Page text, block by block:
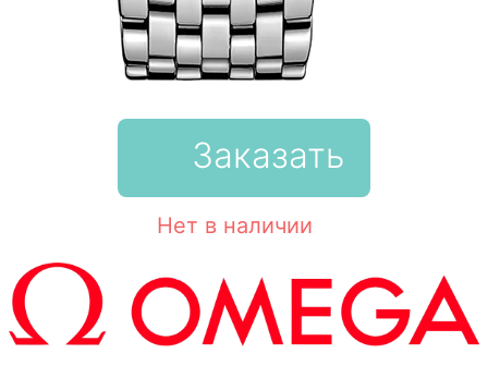
Заказать
Нет в наличии